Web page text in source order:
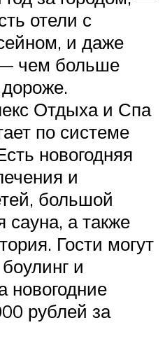
отели с
и даже
— чем больше
Отдыха и Спа
по системе
новогодняя
и
большой
сауна, а также
Гости могут
и
новогодние
рублей за